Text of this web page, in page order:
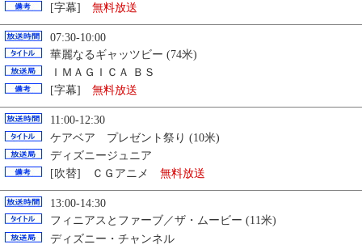
[字幕] 無料放送
07:30-10:00
華麗なるギャッツビー (74米)
ＩＭＡＧＩＣＡ ＢＳ
[字幕] 無料放送
11:00-12:30
ケアベア プレゼント祭り (10米)
ディズニージュニア
[吹替] ＣＧアニメ 無料放送
13:00-14:30
フィニアスとファーブ／ザ・ムービー (11米)
ディズニー・チャンネル